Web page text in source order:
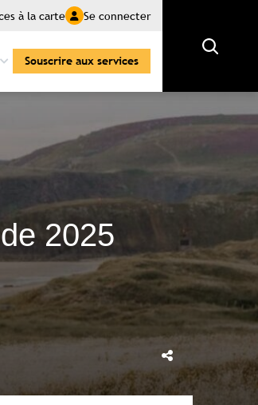
à la carte Se connecter
Souscrire aux services Rechercher
2025